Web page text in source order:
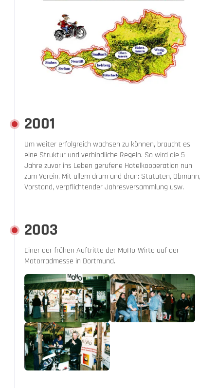
2001
Um weiter erfolgreich wachsen zu können, braucht es
eine Struktur und verbindliche Regeln. So wird die 5
Jahre zuvor ins Leben gerufene Hotelkooperation nun
zum Verein. Mit allem drum und dran: Statuten, Obmann,
Vorstand, verpflichtender Jahresversammlung usw.
2003
Einer der frühen Auftritte der MoHo-Wirte auf der
Motorradmesse in Dortmund.